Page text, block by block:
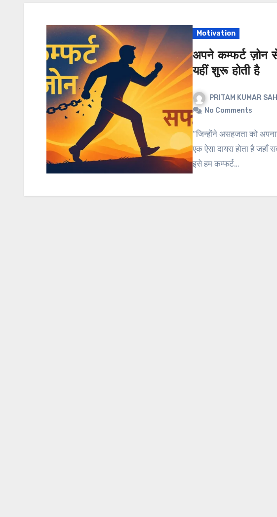
Motivation
अपने कम्फर्ट ज़ोन
यहीं शुरू होती है
PRITAM KUMAR
No Comments
“जिन्होंने असहजता को अपनाया, वही असाधारण बने।” हर इंसान के जीवन में
एक ऐसा दायरा होता है
इसे हम कम्फर्ट…